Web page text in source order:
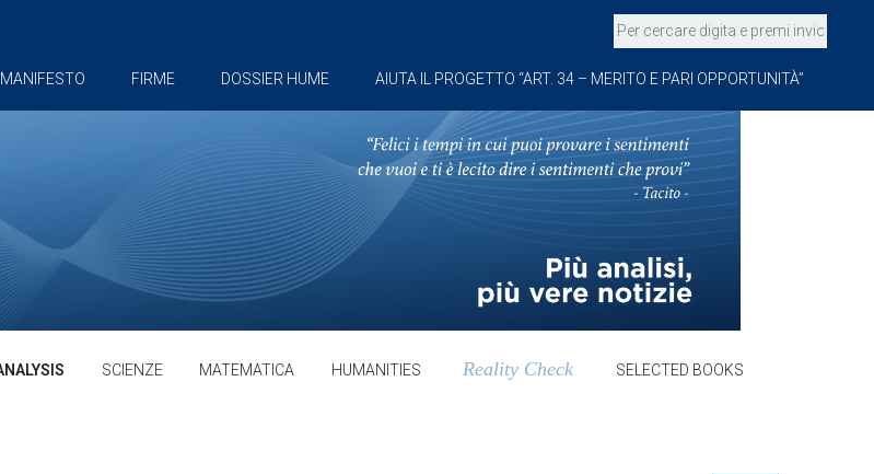
MANIFESTO FIRME DOSSIER HUME AIUTA IL PROGETTO “ART. 34 – MERITO E PARI OPPORTUNITÀ”
SCIENZE MATEMATICA HUMANITIES Reality Check SELECTED BOOKS